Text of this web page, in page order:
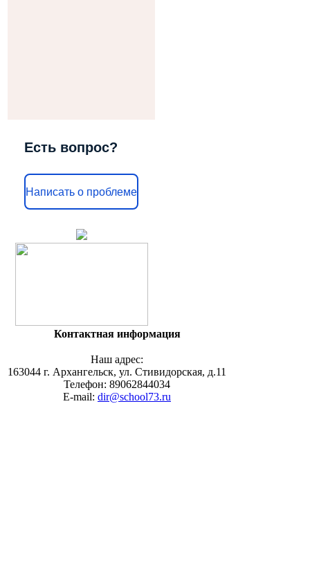
Есть вопрос?
Написать о проблеме
Контактная информация
Наш адрес:
163044 г. Архангельск, ул. Стивидорская, д.11
Телефон: 89062844034
E-mail: dir@school73.ru